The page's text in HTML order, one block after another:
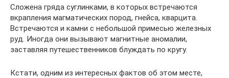
Сложена гряда суглинками, в которых встречаются
вкрапления магматических пород, гнейса, кварцита.
Встречаются и камни с небольшой примесью железных
руд. Иногда они вызывают магнитные аномалии,
заставляя путешественников блуждать по кругу.
Кстати, одним из интересных фактов об этом месте,